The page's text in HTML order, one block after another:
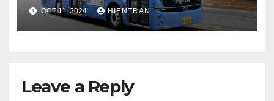
OCT 11, 2024 HIENTRAN
Leave a Reply